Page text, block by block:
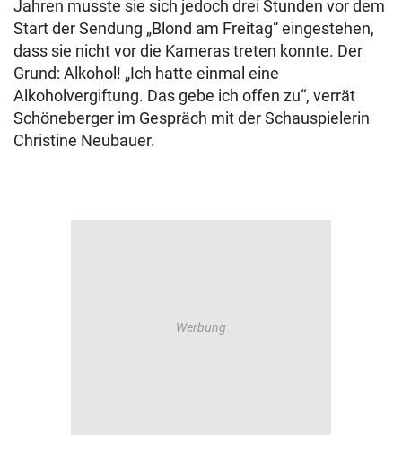
Jahren musste sie sich jedoch drei Stunden vor dem
Start der Sendung „Blond am Freitag“ eingestehen,
dass sie nicht vor die Kameras treten konnte. Der
Grund: Alkohol! „Ich hatte einmal eine
Alkoholvergiftung. Das gebe ich offen zu“, verrät
Schöneberger im Gespräch mit der Schauspielerin
Christine Neubauer.